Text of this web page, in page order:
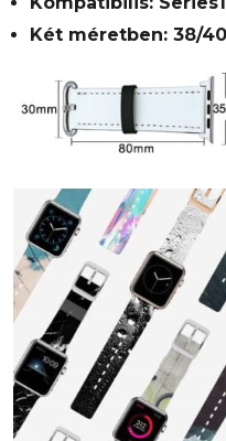
Két méretben: 38/